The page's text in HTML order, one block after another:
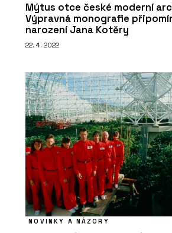
Mýtus otce české moderní
Výpravná monografie
narození Jana Kotěry
22. 4. 2022
NOVINKY A NÁZORY